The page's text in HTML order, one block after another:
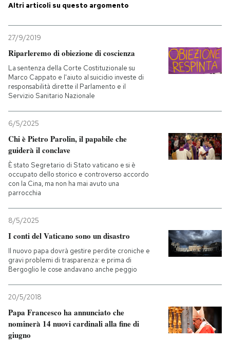
Altri articoli su questo argomento
27/9/2019
Riparleremo di obiezione di coscienza
La sentenza della Corte Costituzionale su
Marco Cappato e l'aiuto al suicidio investe di
responsabilità dirette il Parlamento e il
Servizio Sanitario Nazionale
6/5/2025
Chi è Pietro Parolin, il papabile che
guiderà il conclave
È stato Segretario di Stato vaticano e si è
occupato dello storico e controverso accordo
con la Cina, ma non ha mai avuto una
parrocchia
8/5/2025
I conti del Vaticano sono un disastro
Il nuovo papa dovrà gestire perdite croniche e
gravi problemi di trasparenza: e prima di
Bergoglio le cose andavano anche peggio
20/5/2018
Papa Francesco ha annunciato che
nominerà 14 nuovi cardinali alla fine di
giugno